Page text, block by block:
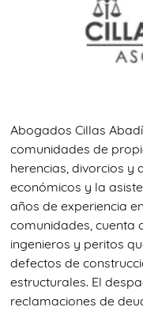
Abogados Cillas
comunidades de
herencias, divorcios y
económicos y la
años de experiencia
comunidades, cuenta
ingenieros y peritos
defectos de
estructurales. El
reclamaciones de